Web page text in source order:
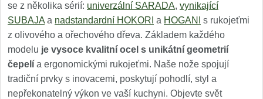
se z několika sérií: univerzální SARADA, vynikající
SUBAJA a nadstandardní HOKORI a HOGANI
s rukojeťmi
z olivového a ořechového dřeva. Základem každého
modelu je vysoce kvalitní ocel s unikátní geometrií
čepelí a ergonomickými rukojeťmi. Naše nože spojují
tradiční prvky s inovacemi, poskytují pohodlí, styl a
nepřekonatelný výkon ve vaší kuchyni. Objevte svět